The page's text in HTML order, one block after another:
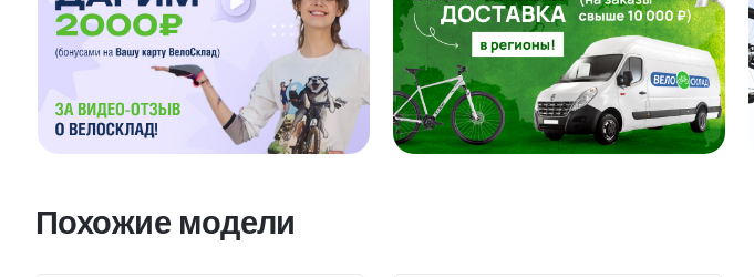
Похожие модели